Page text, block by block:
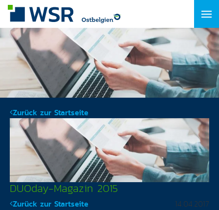
Zurück zur Startseite
DUOday-Magazin 2015
Zurück zur Startseite 14.04.2017